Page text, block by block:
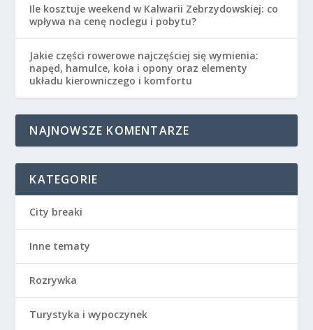
Ile kosztuje weekend w Kalwarii Zebrzydowskiej: co
wpływa na cenę noclegu i pobytu?
Jakie części rowerowe najczęściej się wymienia:
napęd, hamulce, koła i opony oraz elementy
układu kierowniczego i komfortu
NAJNOWSZE KOMENTARZE
KATEGORIE
City breaki
Inne tematy
Rozrywka
Turystyka i wypoczynek